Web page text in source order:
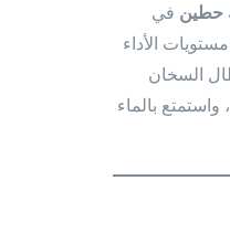
حطين في
الأداء
السخان
بالماء